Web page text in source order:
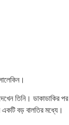
তিনি। ডাকাডাকির পর
একটি বড় বালতির মধ্যে।